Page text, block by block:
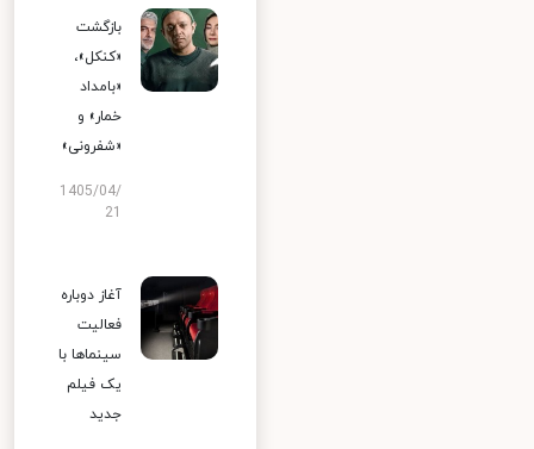
بازگشت
«کنکل»،
«بامداد
خمار» و
«شفرونی»
1405/04/
آغاز دوباره
فعالیت
سینماها با
یک فیلم
جدید